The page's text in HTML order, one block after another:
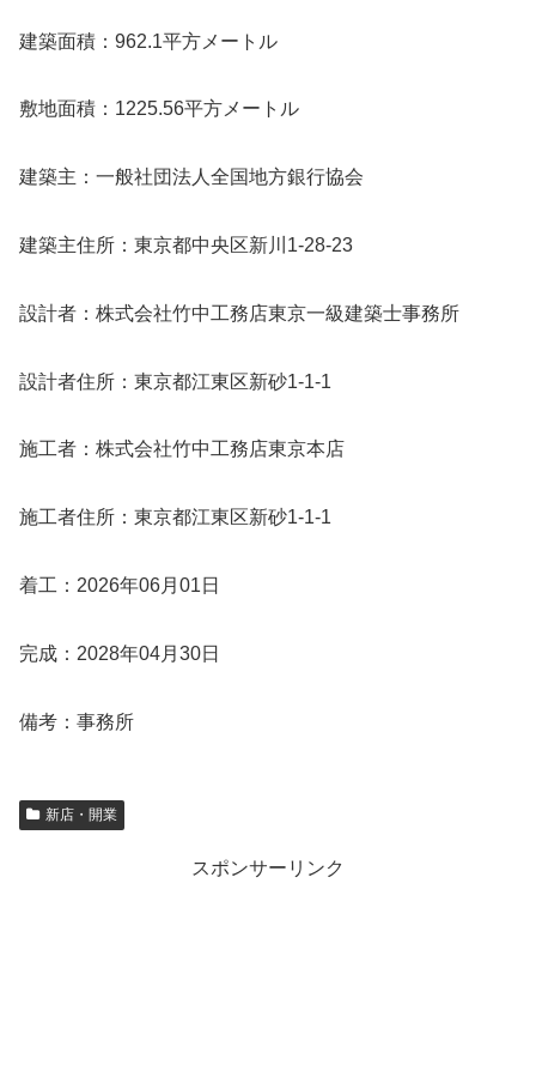
建築面積：962.1平方メートル
敷地面積：1225.56平方メートル
建築主：一般社団法人全国地方銀行協会
建築主住所：東京都中央区新川1-28-23
設計者：株式会社竹中工務店東京一級建築士事務所
設計者住所：東京都江東区新砂1-1-1
施工者：株式会社竹中工務店東京本店
施工者住所：東京都江東区新砂1-1-1
着工：2026年06月01日
完成：2028年04月30日
備考：事務所
新店・開業
スポンサーリンク